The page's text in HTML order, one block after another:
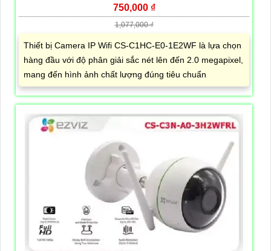
750,000 ₫
1,077,000 ₫
Thiết bị Camera IP Wifi CS-C1HC-E0-1E2WF là lựa chọn
hàng đầu với độ phân giải sắc nét lên đến 2.0 megapixel,
mang đến hình ảnh chất lượng đúng tiêu chuẩn